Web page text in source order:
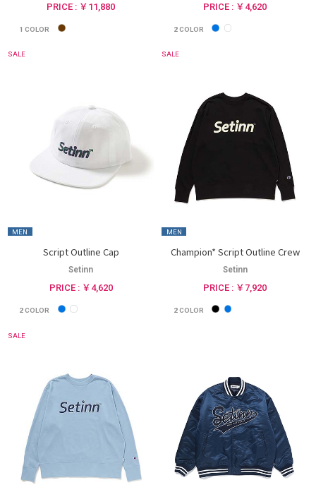
PRICE : ￥11,880
1 COLOR
PRICE : ￥4,620
2COLOR
SALE
MEN
Script Outline Cap
Setinn
PRICE : ￥4,620
2COLOR
SALE
MEN
Champion* Script Outline Crew
Setinn
PRICE : ￥7,920
2COLOR
SALE